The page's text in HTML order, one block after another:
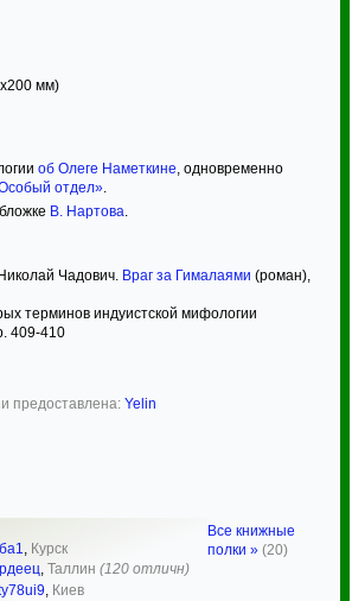
мм)
об Олеге Наметкине, одновременно
отдел».
В. Нартова.
Чадович. Враг за Гималаями (роман),
терминов индуистской мифологии
409-410
предоставлена: Yelin
, Курск
, Таллин (120 отличн)
Киев
Все книжные
полки » (20)